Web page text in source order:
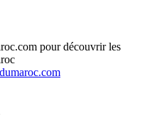
pour découvrir les